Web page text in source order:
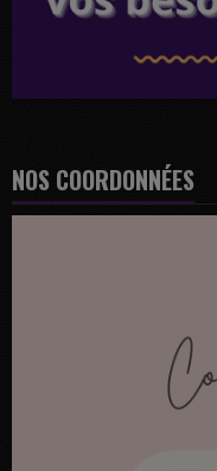
NOS COORDONNÉES